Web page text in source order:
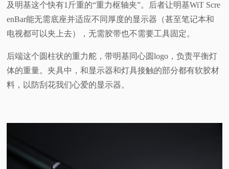
及明基这个快有1斤重的“重力枢轴夹”。后者让明基WiT Scre
enBar能无需底座并适应不同厚度的显示器（甚至笔记本和
电视都可以夹上去），无需胶带也不需要工具固定。
后端这个圆柱状的重力舵，带明基同心圆logo，负责平衡灯
体的重量。夹具中，和显示器和灯具接触的部分都有软胶材
料，以防刮花我们心爱的显示器。